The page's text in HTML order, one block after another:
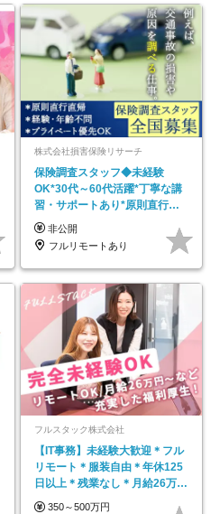
株式会社損害保険リサーチ
保険調査スタッフ◆未経験
OK*30代～60代活躍*丁寧な講
習・サポートあり*原則直行直
帰／全国募集・業務委託
非公開
フルリモートあり
フルスタック株式会社
【IT事務】未経験大歓迎＊フル
リモート＊服装自由＊年休125
日以上＊残業なし＊月給26万円
以上
350～500万円